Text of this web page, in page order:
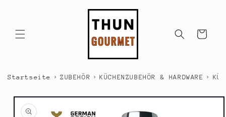
Warenkorb
Startseite › ZUBEHÖR › KÜCHENZUBEHÖR & HARDWARE ›